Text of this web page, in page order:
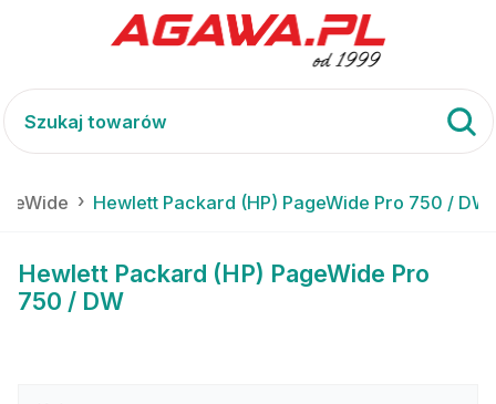
Hewlett Packard (HP) PageWide Pro 750 / DW
Hewlett Packard (HP) PageWide Pro
750 / DW